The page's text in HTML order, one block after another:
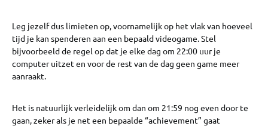
Leg jezelf dus limieten op, voornamelijk op het vlak van hoeveel
tijd je kan spenderen aan een bepaald videogame. Stel
bijvoorbeeld de regel op dat je elke dag om 22:00 uur je
computer uitzet en voor de rest van de dag geen game meer
aanraakt.
Het is natuurlijk verleidelijk om dan om 21:59 nog even door te
gaan, zeker als je net een bepaalde “achievement” gaat